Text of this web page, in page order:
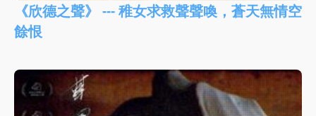
《欣德之聲》 --- 稚女求救聲聲喚，蒼天無情空
餘恨